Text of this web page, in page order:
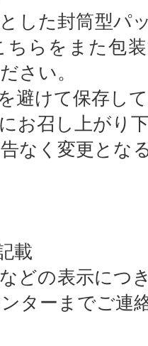
した封筒型パ
ちらをまた包
さい。
避けて保存し
お召し上がり
なく変更とな
載
どの表示につ
ターまでご連